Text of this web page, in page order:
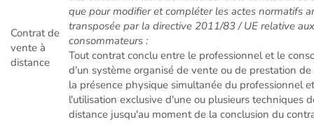
Contrat de
vente à
distance
que pour modifier et compléter les actes normatifs
transposée par la directive 2011/83 / UE relative
consommateurs :
Tout contrat conclu entre le professionnel et le
d'un système organisé de vente ou de prestation
la présence physique simultanée du professionnel
l'utilisation exclusive d'une ou plusieurs techniques
distance jusqu'au moment de la conclusion du